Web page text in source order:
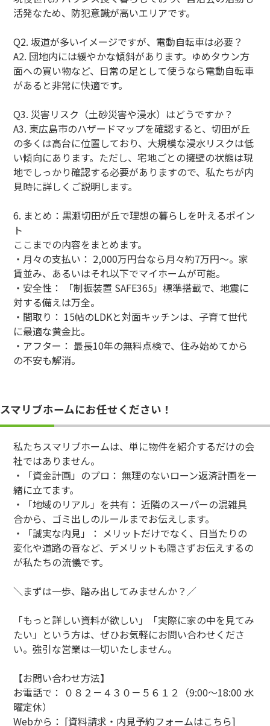
活発なため、防犯意識が高いエリアです。
Q2. 坂道が多いイメージですが、電動自転車は必要？
A2. 団地内には緩やかな傾斜があります。ゆめタウン方
面への買い物など、日常の足として使うなら電動自転車
があると非常に快適です。
Q3. 災害リスク（土砂災害や浸水）はどうですか？
A3. 東広島市のハザードマップを確認すると、切田が丘
の多くは高台に位置しており、大規模な浸水リスクは低
い傾向にあります。ただし、宅地ごとの擁壁の状態は現
地でしっかり確認する必要がありますので、私たちが内
見時に詳しくご説明します。
6. まとめ：黒瀬切田が丘で理想の暮らしを叶えるポイン
ト
ここまでの内容をまとめます。
・月々の支払い： 2,000万円台なら月々約7万円〜。家
賃並み、あるいはそれ以下でマイホームが可能。
・安全性： 「制振装置 SAFE365」標準搭載で、地震に
対する備えは万全。
・間取り： 15帖のLDKと対面キッチンは、子育て世代
に最適な黄金比。
・アフター： 最長10年の無料点検で、住み始めてから
の不安も解消。
スマリブホームにお任せください！
私たちスマリブホームは、単に物件を紹介するだけの会
社ではありません。
・「資金計画」のプロ： 無理のないローン返済計画を一
緒に立てます。
・「地域のリアル」を共有： 近隣のスーパーの混雑具
合から、ゴミ出しのルールまでお伝えします。
・「誠実な内見」： メリットだけでなく、日当たりの
変化や道路の音など、デメリットも隠さずお伝えするの
が私たちの流儀です。
＼まずは一歩、踏み出してみませんか？／
「もっと詳しい資料が欲しい」「実際に家の中を見てみ
たい」という方は、ぜひお気軽にお問い合わせくださ
い。強引な営業は一切いたしません。
【お問い合わせ方法】
お電話で： ０８２－４３０－５６１２（9:00〜18:00 水
曜定休）
Webから： [資料請求・内見予約フォームはこちら]